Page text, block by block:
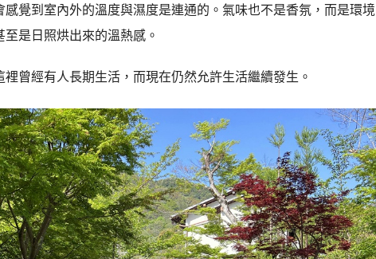
覺到室內外的溫度與濕度是連通的。氣味也不是香氛，而是環境
是日照烘出來的溫熱感。
曾經有人長期生活，而現在仍然允許生活繼續發生。